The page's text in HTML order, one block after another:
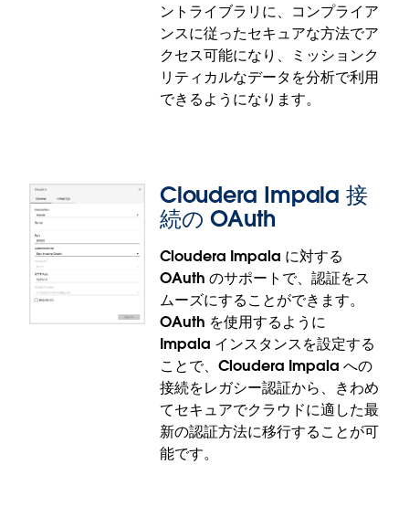
ントライブラリに、コンプライア
ンスに従ったセキュアな方法でア
クセス可能になり、ミッションク
リティカルなデータを分析で利用
できるようになります。
Government Cloud での Microsoft
OneDrive/SharePoint Online 用カスタ
ム OAuth
カスタム OAuth 構成を使用して、Microsoft
OneDrive や SharePoint Online の Excel ファイルと
テキストファイルに接続することができます。
Tableau Desktop や Tableau Prep 専用の Entra ア
プリケーションを登録して OAuth を構成すること
Cloudera Impala 接
続の OAuth
Cloudera Impala に対する
OAuth のサポートで、認証をス
ムーズにすることができます。
OAuth を使用するように
Impala インスタンスを設定する
ことで、Cloudera Impala への
接続をレガシー認証から、きわめ
てセキュアでクラウドに適した最
新の認証方法に移行することが可
能です。